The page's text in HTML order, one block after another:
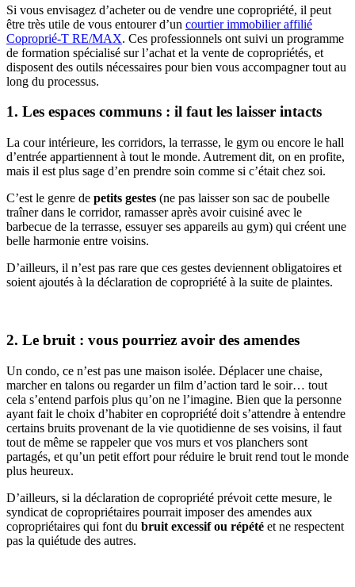
Si vous envisagez d’acheter ou de vendre une copropriété, il peut
être très utile de vous entourer d’un courtier immobilier affilié
Coproprié-T RE/MAX. Ces professionnels ont suivi un programme
de formation spécialisé sur l’achat et la vente de copropriétés, et
disposent des outils nécessaires pour bien vous accompagner tout au
long du processus.
1. Les espaces communs : il faut les laisser intacts
La cour intérieure, les corridors, la terrasse, le gym ou encore le hall
d’entrée appartiennent à tout le monde. Autrement dit, on en profite,
mais il est plus sage d’en prendre soin comme si c’était chez soi.
C’est le genre de petits gestes (ne pas laisser son sac de poubelle
traîner dans le corridor, ramasser après avoir cuisiné avec le
barbecue de la terrasse, essuyer ses appareils au gym) qui créent une
belle harmonie entre voisins.
D’ailleurs, il n’est pas rare que ces gestes deviennent obligatoires et
soient ajoutés à la déclaration de copropriété à la suite de plaintes.
2. Le bruit : vous pourriez avoir des amendes
Un condo, ce n’est pas une maison isolée. Déplacer une chaise,
marcher en talons ou regarder un film d’action tard le soir… tout
cela s’entend parfois plus qu’on ne l’imagine. Bien que la personne
ayant fait le choix d’habiter en copropriété doit s’attendre à entendre
certains bruits provenant de la vie quotidienne de ses voisins, il faut
tout de même se rappeler que vos murs et vos planchers sont
partagés, et qu’un petit effort pour réduire le bruit rend tout le monde
plus heureux.
D’ailleurs, si la déclaration de copropriété prévoit cette mesure, le
syndicat de copropriétaires pourrait imposer des amendes aux
copropriétaires qui font du bruit excessif ou répété et ne respectent
pas la quiétude des autres.